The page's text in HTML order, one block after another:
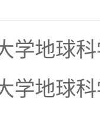
学地球
学地球